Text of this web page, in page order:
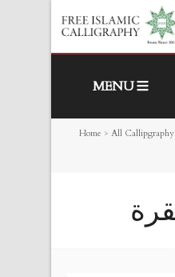
MENU
Home > All Callipgraphy